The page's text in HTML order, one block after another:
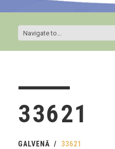
33621
GALVENĀ 33621